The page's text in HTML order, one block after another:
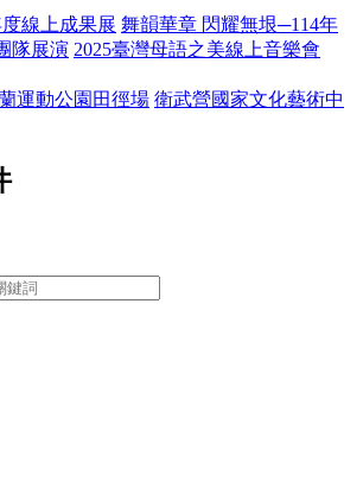
度線上成果展 舞韻華章 閃耀無垠─114年
隊展演 2025臺灣母語之美線上音樂會
運動公園田徑場 衛武營國家文化藝術中